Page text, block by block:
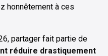
honnêtement à ces
partager fait partie de
réduire drastiquement